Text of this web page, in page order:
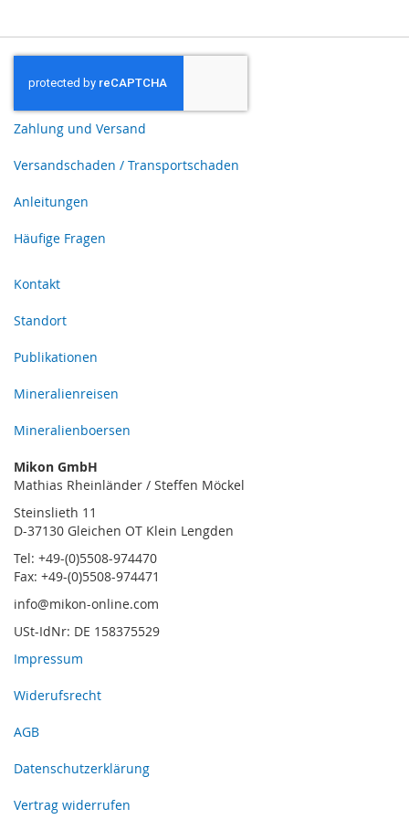
Zahlung und Versand
Versandschaden / Transportschaden
Anleitungen
Häufige Fragen
Kontakt
Standort
Publikationen
Mineralienreisen
Mineralienboersen
Mikon GmbH
Mathias Rheinländer / Steffen Möckel
Steinslieth 11
D-37130 Gleichen OT Klein Lengden
Tel: +49-(0)5508-974470
Fax: +49-(0)5508-974471
info@mikon-online.com
USt-IdNr: DE 158375529
Impressum
Widerufsrecht
AGB
Datenschutzerklärung
Vertrag widerrufen